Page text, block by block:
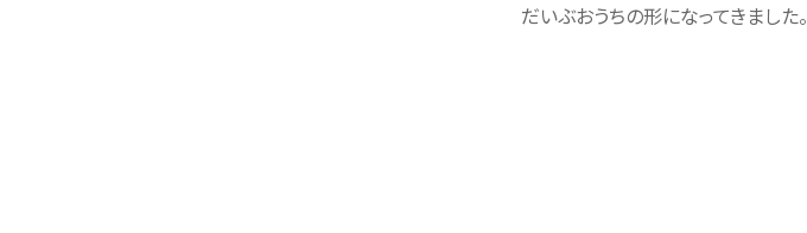
だいぶおうちの形になってきました。